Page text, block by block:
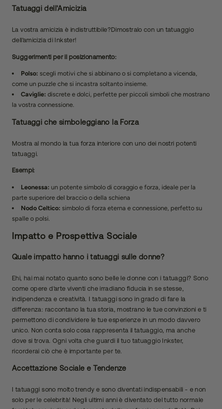
Tatuaggi dell'Amicizia
La vostra amicizia è indistruttibile?Dimostralo con un tatuaggio
dell'amicizia di Inkster!
Suggerimenti per il posizionamento:
Polso: scegli motivi che si abbinano o si completano a vicenda,
come un puzzle che si incastra soltanto insieme.
Caviglie: discrete e dolci, perfette per piccoli simboli che mostrano
la vostra connessione.
Tatuaggi che simboleggiano la Forza
Mostra al mondo la tua forza interiore con uno dei nostri potenti
tatuaggi.
Esempi:
Leonessa: un potente simbolo di coraggio e forza, ideale per la
parte superiore del braccio o della schiena
Nodo Celtico: simbolo di forza eterna e connessione, perfetto su
spalle o polsi.
Impatto e Prospettiva Sociale
Quale impatto hanno i tatuaggi sulle donne?
Ehi, hai mai notato quanto sono belle le donne con i tatuaggi? Sono
come opere d'arte viventi che irradiano fiducia in se stesse,
indipendenza e creatività. I tatuaggi sono in grado di fare la
differenza: raccontano la tua storia, mostrano le tue convinzioni e ti
permettono di condividere le tue esperienze in un modo davvero
unico. Non conta solo cosa rappresenta il tatuaggio, ma anche
dove si trova. Ogni volta che guardi il tuo tatuaggio Inkster,
ricorderai ciò che è importante per te.
Accettazione Sociale e Tendenze
I tatuaggi sono molto trendy e sono diventati indispensabili - e non
solo per le celebrità! Negli ultimi anni è diventato del tutto normale